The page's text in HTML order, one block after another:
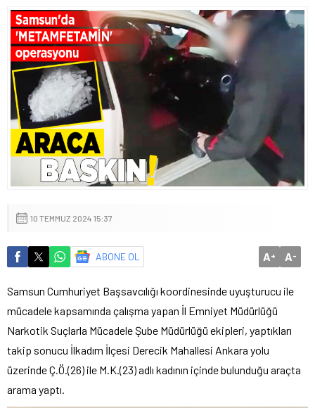
10 TEMMUZ 2024 15:37
ABONE OL A+ A-
Samsun Cumhuriyet Başsavcılığı koordinesinde uyuşturucu ile
mücadele kapsamında çalışma yapan İl Emniyet Müdürlüğü
Narkotik Suçlarla Mücadele Şube Müdürlüğü ekipleri, yaptıkları
takip sonucu İlkadım İlçesi Derecik Mahallesi Ankara yolu
üzerinde Ç.Ö.(26) ile M.K.(23) adlı kadının içinde bulunduğu araçta
arama yaptı.